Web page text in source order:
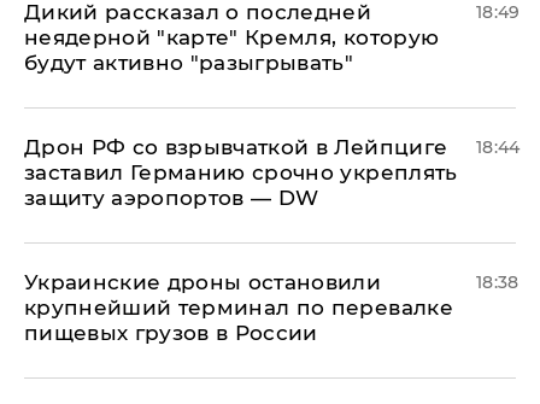
Дикий рассказал о последней
неядерной "карте" Кремля, которую
будут активно "разыгрывать"
18:49
​Дрон РФ со взрывчаткой в Лейпциге
заставил Германию срочно укреплять
защиту аэропортов — DW
18:44
Украинские дроны остановили
крупнейший терминал по перевалке
пищевых грузов в России
18:38